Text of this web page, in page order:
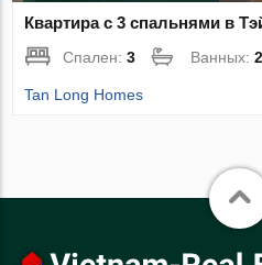
Квартира с 3 спальнями в
Спален:3 Ванных:2
Tan Long Homes